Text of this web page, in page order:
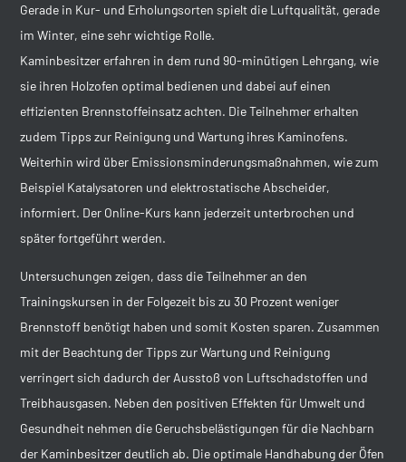
Gerade in Kur- und Erholungsorten spielt die Luftqualität, gerade
im Winter, eine sehr wichtige Rolle.
Kaminbesitzer erfahren in dem rund 90-minütigen Lehrgang, wie
sie ihren Holzofen optimal bedienen und dabei auf einen
effizienten Brennstoffeinsatz achten. Die Teilnehmer erhalten
zudem Tipps zur Reinigung und Wartung ihres Kaminofens.
Weiterhin wird über Emissionsminderungsmaßnahmen, wie zum
Beispiel Katalysatoren und elektrostatische Abscheider,
informiert. Der Online-Kurs kann jederzeit unterbrochen und
später fortgeführt werden.
Untersuchungen zeigen, dass die Teilnehmer an den
Trainingskursen in der Folgezeit bis zu 30 Prozent weniger
Brennstoff benötigt haben und somit Kosten sparen. Zusammen
mit der Beachtung der Tipps zur Wartung und Reinigung
verringert sich dadurch der Ausstoß von Luftschadstoffen und
Treibhausgasen. Neben den positiven Effekten für Umwelt und
Gesundheit nehmen die Geruchsbelästigungen für die Nachbarn
der Kaminbesitzer deutlich ab. Die optimale Handhabung der Öfen